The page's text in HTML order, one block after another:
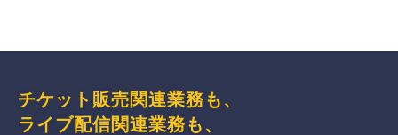
チケット販売関連業務も、
ライブ配信関連業務も、